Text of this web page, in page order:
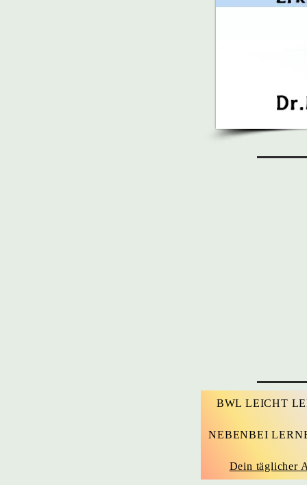
BWL LEICHT
NEBENBEI
Dein täglicher